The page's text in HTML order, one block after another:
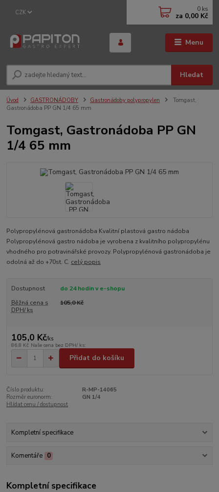
Menu
CZK
Hledat
0 ks
za 0,00 Kč
Úvod GASTRONÁDOBY Gastronádoby polypropylen
Tomgast,
Gastronádoba PP GN 1/4 65 mm
Tomgast, Gastronádoba PP GN
1/4 65 mm
Polypropylénová gastronádoba Kvalitní plastová gastro nádoba
Polypropylénová gastro nádoba je vyrobena z kvalitního polypropylénu
vhodného pro potravinářské provozy. Polypropylénová gastronádoba je
odolná až do +70st. C. celý popis
Dostupnost
do 24 hodin v e-shopu
Běžná cena s
DPH/ ks
105,0 Kč
105,0 Kč/ks
86,8 Kč Naše cena bez DPH/ ks:
Přidat do košíku
Číslo produktu:
R-MP-14065
Rozměr euronorm:
GN 1/4
Hlídat cenu / dostupnost
Kompletní specifikace
Komentáře 0
Kompletní specifikace